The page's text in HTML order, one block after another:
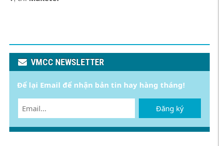
VMCC NEWSLETTER
Để lại Email để nhận bản tin hay hàng tháng!
Đăng ký